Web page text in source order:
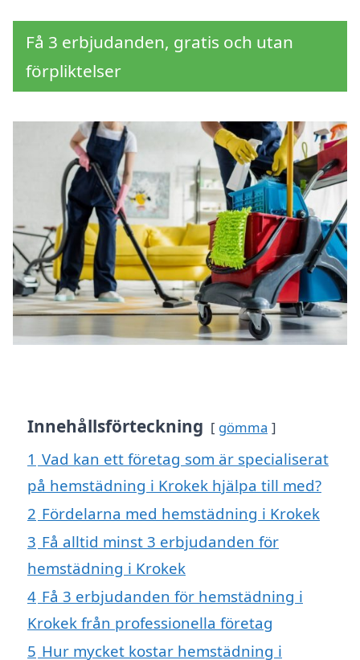
Få 3 erbjudanden, gratis och utan
förpliktelser
Innehållsförteckning gömma
1 Vad kan ett företag som är specialiserat
på hemstädning i Krokek hjälpa till med?
2 Fördelarna med hemstädning i Krokek
3 Få alltid minst 3 erbjudanden för
hemstädning i Krokek
4 Få 3 erbjudanden för hemstädning i
Krokek från professionella företag
5 Hur mycket kostar hemstädning i